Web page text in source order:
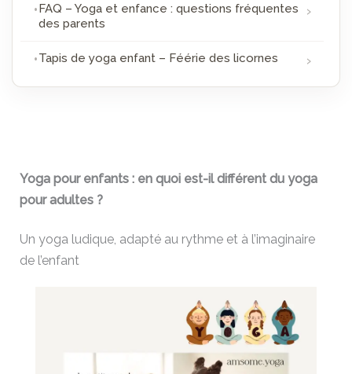
FAQ – Yoga et enfance : questions fréquentes
des parents
Tapis de yoga enfant – Féérie des licornes
Yoga pour enfants : en quoi est-il différent du yoga
pour adultes ?
Un yoga ludique, adapté au rythme et à l’imaginaire
de l’enfant